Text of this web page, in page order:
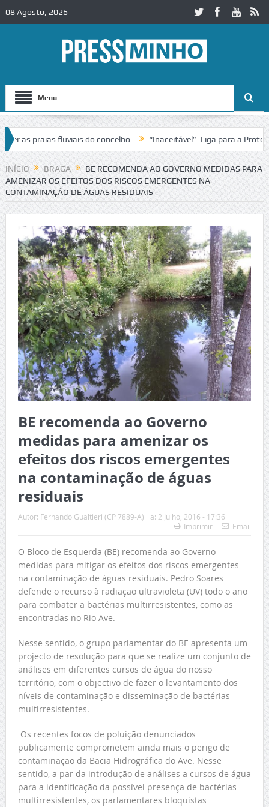
08 Agosto, 2026
Menu
praias fluviais do concelho “Inaceitável”. Liga para a Proteção
INÍCIO BRAGA
BE RECOMENDA AO GOVERNO MEDIDAS PARA
AMENIZAR OS EFEITOS DOS RISCOS EMERGENTES NA
CONTAMINAÇÃO DE ÁGUAS RESIDUAIS
BE recomenda ao Governo
medidas para amenizar os
efeitos dos riscos emergentes
na contaminação de águas
residuais
Autor: Fernando Gualtieri (CP 7889-A) a: 2 Julho, 2016 - 17:36
Imprimir
Email
O Bloco de Esquerda (BE) recomenda ao Governo
medidas para mitigar os efeitos dos riscos emergentes
na contaminação de águas residuais. Pedro Soares
defende o recurso à radiação ultravioleta (UV) todo o ano
para combater a bactérias multirresistentes, como as
encontradas no Rio Ave.
Nesse sentido, o grupo parlamentar do BE apresenta um
projecto de resolução para que se realize um conjunto de
análises em diferentes cursos de água do nosso
território, com o objectivo de fazer o levantamento dos
níveis de contaminação e disseminação de bactérias
multirresistentes.
Os recentes focos de poluição denunciados
publicamente comprometem ainda mais o perigo de
contaminação da Bacia Hidrográfica do Ave. Nesse
sentido, a par da introdução de análises a cursos de água
para a identificação da possível presença de bactérias
multirresistentes, os parlamentares bloquistas